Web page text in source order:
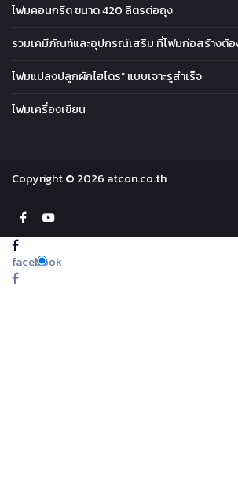
โฟมคอนกรีต ขนาด 420 ลิตรต่อถุง
รวมเคมีภัณฑ์และอุปกรณ์เสริม ที่โฟมก่อสร้างต้อ
โฟมแปลงปลูกผักไฮโดร” แบบเจาะรูสำเร็จ
โฟมเครื่องเขียน
Copyright © 2026 atcon.co.th
facebook